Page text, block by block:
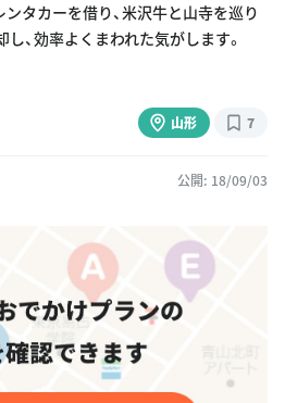
タカーを借り、米沢牛と山寺を巡り
、効率よくまわれた気がします。
山形 7
公開: 18/09/03